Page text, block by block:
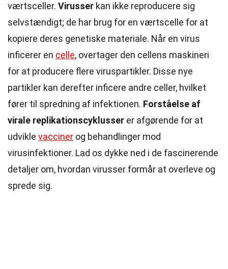
værtsceller. Virusser kan ikke reproducere sig
selvstændigt; de har brug for en værtscelle for at
kopiere deres genetiske materiale. Når en virus
inficerer en celle, overtager den cellens maskineri
for at producere flere viruspartikler. Disse nye
partikler kan derefter inficere andre celler, hvilket
fører til spredning af infektionen. Forståelse af
virale replikationscyklusser er afgørende for at
udvikle vacciner og behandlinger mod
virusinfektioner. Lad os dykke ned i de fascinerende
detaljer om, hvordan virusser formår at overleve og
sprede sig.